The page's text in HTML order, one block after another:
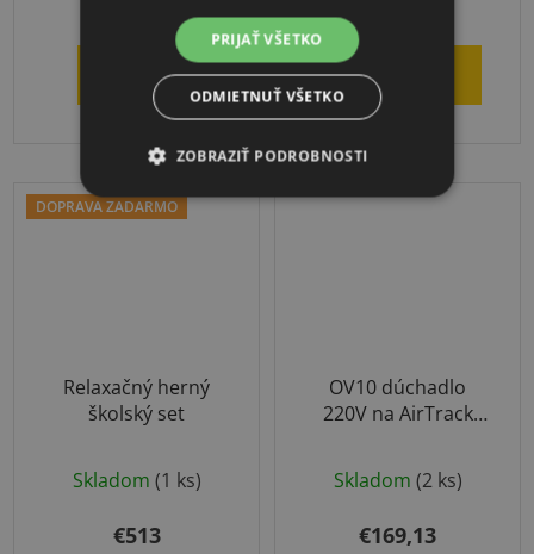
DETAIL DO KOŠÍKA
DOPRAVA ZADARMO
Relaxačný herný
školský set
Skladom (1 ks)
€513
OV10 dúchadlo
220V na AirTrack
Skladom (2 ks)
€169,13
PRIJAŤ VŠETKO
ODMIETNUŤ VŠETKO
ZOBRAZIŤ PODROBNOSTI